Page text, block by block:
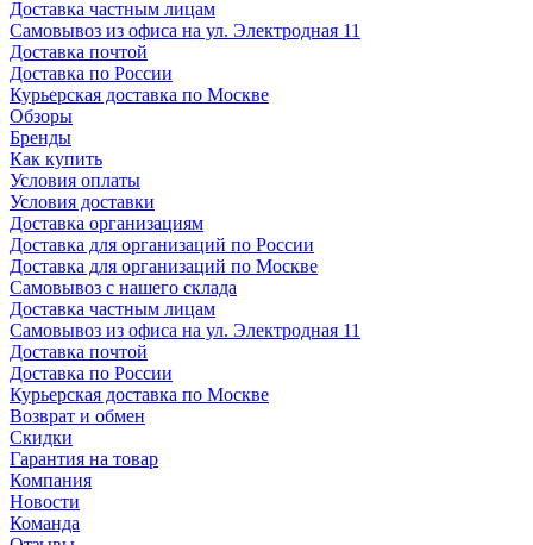
Доставка частным лицам
Самовывоз из офиса на ул. Электродная 11
Доставка почтой
Доставка по России
Курьерская доставка по Москве
Обзоры
Бренды
Как купить
Условия оплаты
Условия доставки
Доставка организациям
Доставка для организаций по России
Доставка для организаций по Москве
Самовывоз с нашего склада
Доставка частным лицам
Самовывоз из офиса на ул. Электродная 11
Доставка почтой
Доставка по России
Курьерская доставка по Москве
Возврат и обмен
Скидки
Гарантия на товар
Компания
Новости
Команда